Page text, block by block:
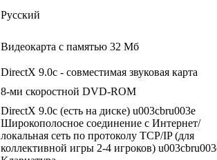
Русский
Видеокарта с памятью 32 Мб
DirectX 9.0c - совместимая звуковая карта
8-ми скоростной DVD-ROM
DirectX 9.0c (есть на диске) u003cbru003e
Широкополосное соединение с Интернет/
локальная сеть по протоколу TCP/IP (для
коллективной игры 2-4 игроков)